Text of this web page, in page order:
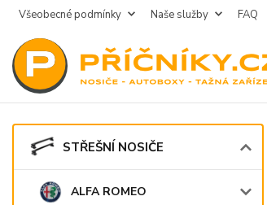
Všeobecné podmínky Naše služby FAQ
STŘEŠNÍ NOSIČE
ALFA ROMEO